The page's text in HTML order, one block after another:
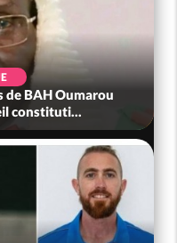
de BAH Oumarou
constituti...